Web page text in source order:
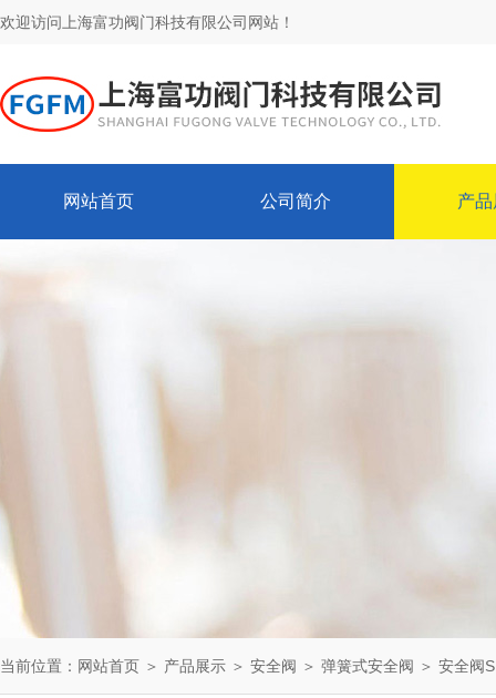
欢迎访问上海富功阀门科技有限公司网站！
网站首页 公司简介 产
当前位置： 网站首页 ＞ 产品展示 ＞ 安全阀 ＞ 弹簧式安全阀 ＞ 安全阀